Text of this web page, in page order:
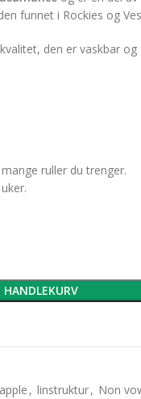
funnet i Rockies og
den er vaskbar og
ruller du trenger.
HANDLEKURV
, linstruktur, Non